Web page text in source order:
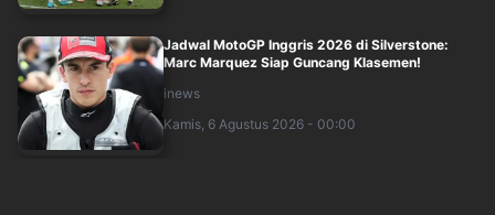
Jadwal MotoGP Inggris 2026 di Silverstone:
Marc Marquez Siap Guncang Klasemen!
inews
Kamis, 6 Agustus 2026 - 00:00